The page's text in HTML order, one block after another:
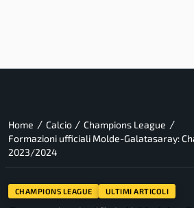
Home / Calcio / Champions League /
Formazioni ufficiali Molde-Galatasaray:
2023/2024
CHAMPIONS LEAGUE ULTIMI ARTICOLI